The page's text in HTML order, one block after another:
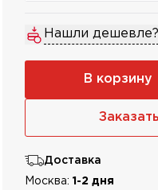
Нашли дешевле?
В корзину
Доставка
Москва: 1-2 дня